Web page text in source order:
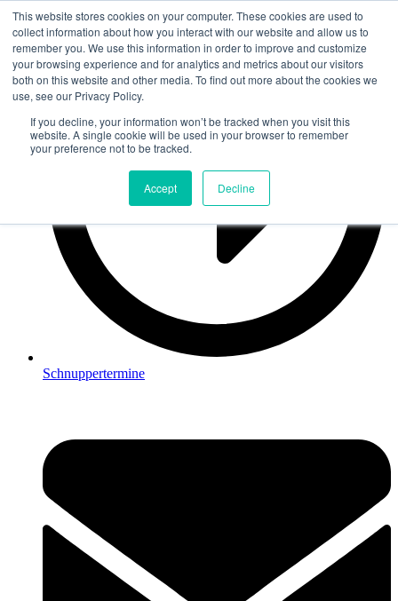
This website stores cookies on your computer. These cookies are used to
collect information about how you interact with our website and allow us to
remember you. We use this information in order to improve and customize
your browsing experience and for analytics and metrics about our visitors
both on this website and other media. To find out more about the cookies we
use, see our Privacy Policy.
If you decline, your information won’t be tracked when you visit this
website. A single cookie will be used in your browser to remember
your preference not to be tracked.
Accept Decline
Zum
Inhalt
springen
Schnuppertermine